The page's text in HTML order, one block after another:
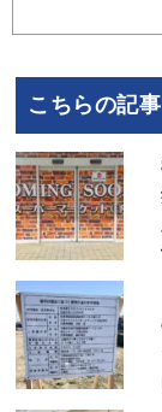
こちらの記